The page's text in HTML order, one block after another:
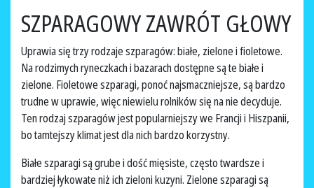
SZPARAGOWY ZAWRÓT GŁOWY
Uprawia się trzy rodzaje szparagów: białe, zielone i fioletowe.
Na rodzimych ryneczkach i bazarach dostępne są te białe i
zielone. Fioletowe szparagi, ponoć najsmaczniejsze, są bardzo
trudne w uprawie, więc niewielu rolników się na nie decyduje.
Ten rodzaj szparagów jest popularniejszy we Francji i Hiszpanii,
bo tamtejszy klimat jest dla nich bardzo korzystny.
Białe szparagi są grube i dość mięsiste, często twardsze i
bardziej łykowate niż ich zieloni kuzyni. Zielone szparagi są